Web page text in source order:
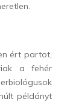
ért partot,
a fehér
példányt